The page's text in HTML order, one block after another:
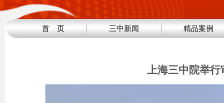
首 页 三中新闻 精品案例
上海三中院举